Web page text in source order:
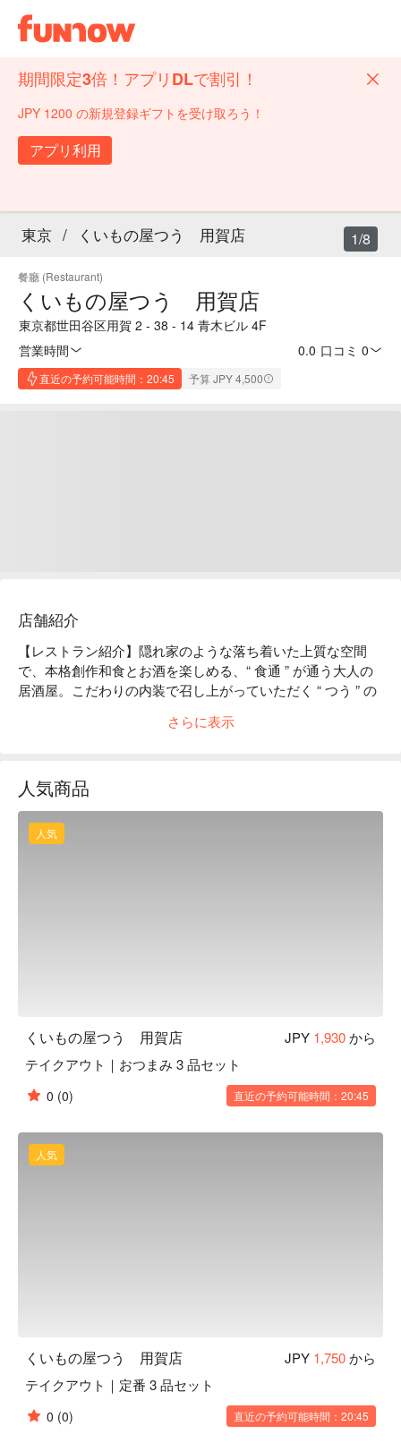
期間限定3倍！アプリDLで割引！
JPY 1200 の新規登録ギフトを受け取ろう！
アプリ利用
東京 / くいもの屋つう 用賀店
餐廳 (Restaurant)
くいもの屋つう 用賀店
東京都世田谷区用賀 2 - 38 - 14 青木ビル 4F
営業時間
0.0 口コミ 0
直近の予約可能時間：20:45 予算 JPY 4,500
1/8
店舗紹介
【レストラン紹介】隠れ家のような落ち着いた上質な空間
で、本格創作和食とお酒を楽しめる、“ 食通 ” が通う大人の
居酒屋。こだわりの内装で召し上がっていただく “ つう ” の
ある多様なメニューをご用意しております。
らカウンターで飲むも良し、個室でゆっくり語らうも良し。
肩肘張らずおくつろぎいただけます。
【看板メニュー】和食の料理人が一工夫を加えた創作料理の
ラインナップ。「 お出汁たっぷり出汁巻玉子 」はお酒も進
さらに表示
人気商品
人気
くいもの屋つう 用賀店 JPY 1,930から
テイクアウト｜おつまみ 3 品セット
0 (0) 直近の予約可能時間：20:45
人気
くいもの屋つう 用賀店 JPY 1,750から
テイクアウト｜定番 3 品セット
0 (0) 直近の予約可能時間：20:45